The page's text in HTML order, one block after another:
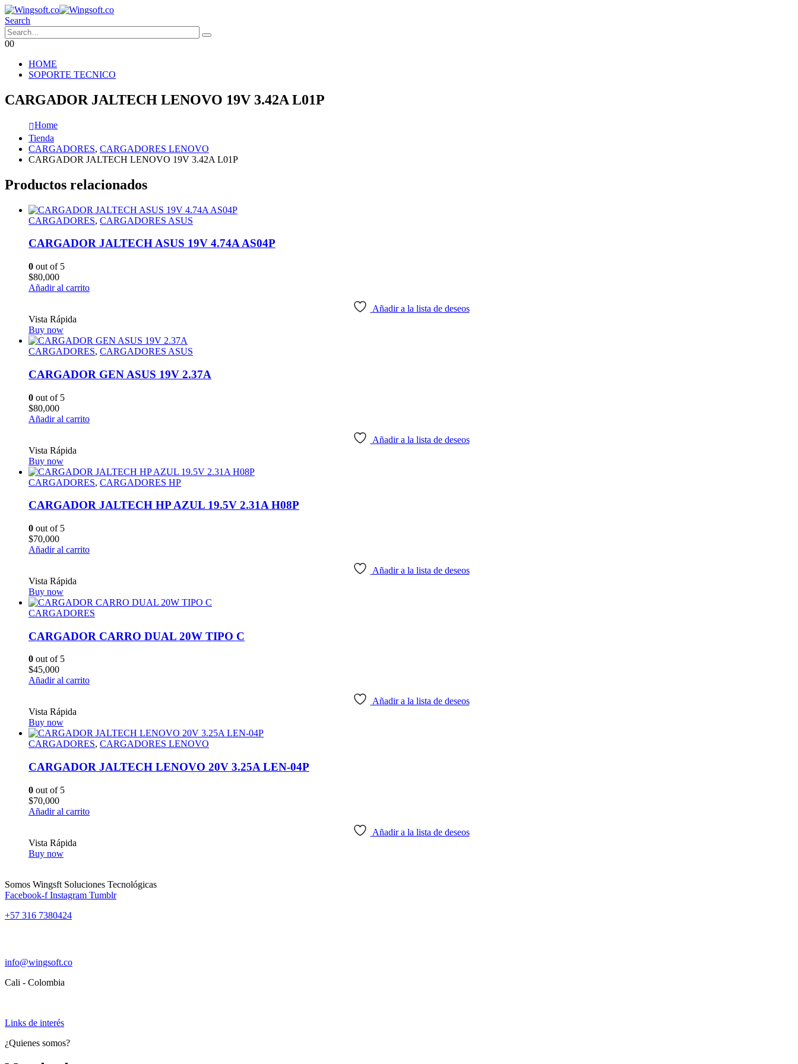
Search
00
HOME
SOPORTE TECNICO
CARGADOR JALTECH LENOVO 19V 3.42A L01P
Home
Tienda
CARGADORES, CARGADORES LENOVO
CARGADOR JALTECH LENOVO 19V 3.42A L01P
Productos relacionados
CARGADORES, CARGADORES ASUS
CARGADOR JALTECH ASUS 19V 4.74A AS04P
0 out of 5
$80,000
Añadir al carrito
Añadir a la lista de deseos
Vista Rápida
Buy now
CARGADORES, CARGADORES ASUS
CARGADOR GEN ASUS 19V 2.37A
0 out of 5
$80,000
Añadir al carrito
Añadir a la lista de deseos
Vista Rápida
Buy now
CARGADORES, CARGADORES HP
CARGADOR JALTECH HP AZUL 19.5V 2.31A H08P
0 out of 5
$70,000
Añadir al carrito
Añadir a la lista de deseos
Vista Rápida
Buy now
CARGADORES
CARGADOR CARRO DUAL 20W TIPO C
0 out of 5
$45,000
Añadir al carrito
Añadir a la lista de deseos
Vista Rápida
Buy now
CARGADORES, CARGADORES LENOVO
CARGADOR JALTECH LENOVO 20V 3.25A LEN-04P
0 out of 5
$70,000
Añadir al carrito
Añadir a la lista de deseos
Vista Rápida
Buy now
Somos Wingsft Soluciones Tecnológicas
Facebook-f Instagram Tumblr
+57 316 7380424
info@wingsoft.co
Cali - Colombia
Links de interés
¿Quienes somos?